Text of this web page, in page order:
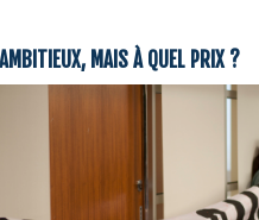
MAIS À QUEL PRIX ?